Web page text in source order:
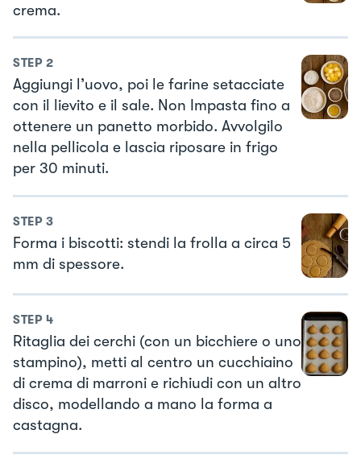
crema.
STEP 2
Aggiungi l’uovo, poi le farine setacciate
con il lievito e il sale. Non Impasta fino a
ottenere un panetto morbido. Avvolgilo
nella pellicola e lascia riposare in frigo
per 30 minuti.
STEP 3
Forma i biscotti: stendi la frolla a circa 5
mm di spessore.
STEP 4
Ritaglia dei cerchi (con un bicchiere o uno
stampino), metti al centro un cucchiaino
di crema di marroni e richiudi con un altro
disco, modellando a mano la forma a
castagna.